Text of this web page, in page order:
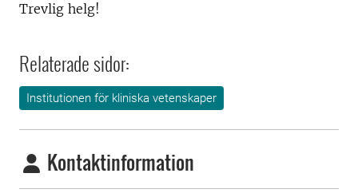
Trevlig helg!
Relaterade sidor:
Institutionen för kliniska vetenskaper
Kontaktinformation